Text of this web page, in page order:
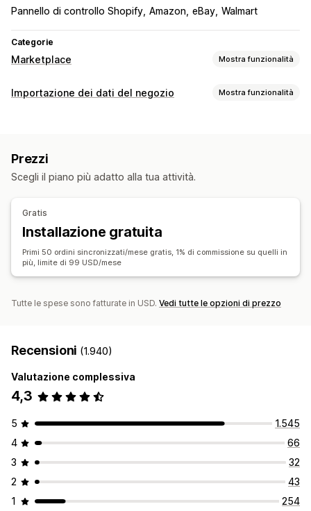
Pannello di controllo Shopify Amazon eBay Walmart
Categorie
Marketplace Mostra funzionalità
Gestione delle inserzioni
Gestione degli ordini
Sincronizzazione degli ordini
Sincronizzazione del monitoraggio
Importazione dei dati del negozio Mostra funzionalità
Sincronizzazione degli ordini
Sincronizzazione dei prodotti
Sincronizzazione in tempo reale
Aggiornamenti in blocco
Scorte Metafield Prodotti
Prezzi
Scegli il piano più adatto alla tua attività.
Gratis
Installazione gratuita
Primi 50 ordini sincronizzati/mese gratis, 1% di commissione su quelli in
più, limite di 99 USD/mese
Tutte le spese sono fatturate in USD. Vedi tutte le opzioni di prezzo
Recensioni (1.940)
Valutazione complessiva
4,3
5
1.545
4
66
3
32
2
43
1
254